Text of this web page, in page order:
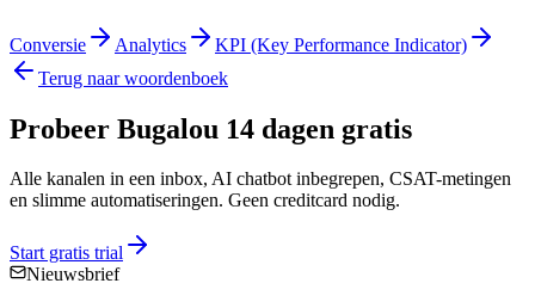
Conversie Analytics
KPI (Key Performance Indicator)
Terug naar woordenboek
Probeer Bugalou 14 dagen gratis
Alle kanalen in een inbox, AI chatbot inbegrepen, CSAT-metingen
en slimme automatiseringen. Geen creditcard nodig.
Start gratis trial
Nieuwsbrief